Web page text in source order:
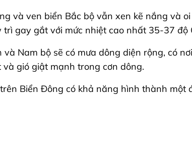
và ven biển Bắc bộ vẫn xen kẽ nắng và
gay gắt với mức nhiệt cao nhất 35-37 độ
và Nam bộ sẽ có mưa dông diện rộng, có
gió giật mạnh trong cơn dông.
Biển Đông có khả năng hình thành